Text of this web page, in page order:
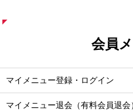
会員
マイメニュー登録・ログイン
マイメニュー退会（有料会員退会